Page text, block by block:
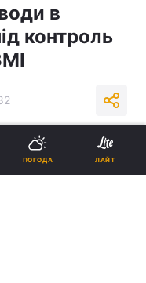
в
контроль
в Google
ПОГОДА ЛАЙТ